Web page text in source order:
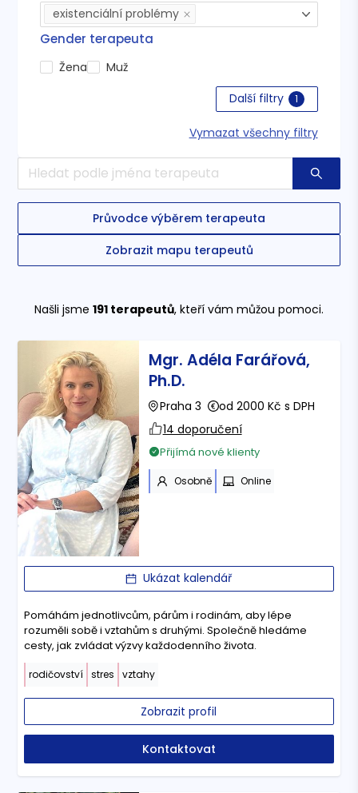
Průvodce výběrem terapeuta
Zobrazit mapu terapeutů
existenciální problémy
Gender terapeuta
Žena
Muž
Další filtry
1
Vymazat všechny filtry
Našli jsme 191 terapeutů, kteří vám můžou pomoci.
Mgr. Adéla Farářová,
Ph.D.
Praha 3
od 2000 Kč s DPH
14 doporučení
Přijímá nové klienty
Osobně Online
Ukázat kalendář
Pomáhám jednotlivcům, párům i rodinám, aby lépe
rozuměli sobě i vztahům s druhými. Společně hledáme
cesty, jak zvládat výzvy každodenního života.
rodičovství stres vztahy
Zobrazit profil
Kontaktovat